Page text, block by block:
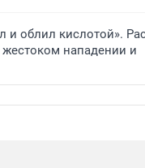
и облил кислотой».
жестоком нападении и